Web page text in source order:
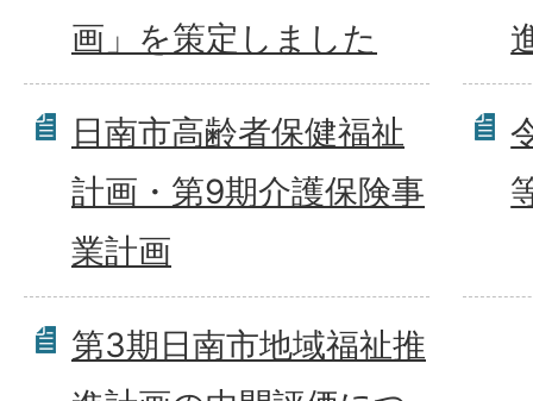
画」を策定しました
日南市高齢者保健福祉
計画・第9期介護保険事
業計画
第3期日南市地域福祉推